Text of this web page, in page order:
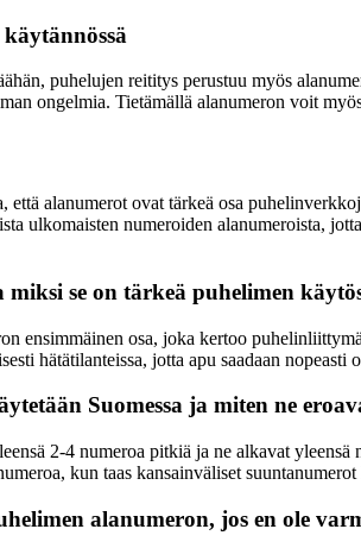
puhelujen reititys perustuu myös
ongelmia. Tietämällä alanumeron voit
että alanumerot ovat tärkeä osa
ulkomaisten numeroiden alanumeroista,
se on tärkeä puhelimen
ensimmäinen osa, joka kertoo
hätätilanteissa, jotta apu saadaan nopeasti
Suomessa ja miten ne
2-4 numeroa pitkiä ja ne alkavat
kun taas kansainväliset
alanumeron, jos en ole